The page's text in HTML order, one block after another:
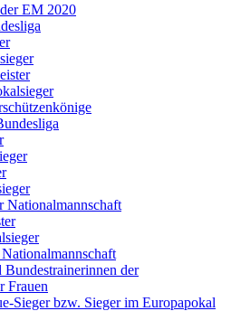
EM 2020
Nationalmannschaft
der
Frauen
Sieger bzw. Sieger im Europapokal